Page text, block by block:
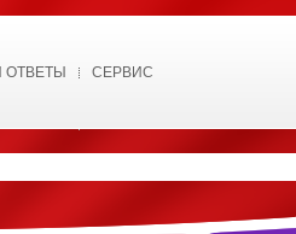
СЕРВИС